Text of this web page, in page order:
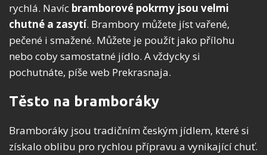
rychlá. Navíc bramborové pokrmy jsou velmi
chutné a zasytí. Brambory můžete jíst vařené,
pečené i smažené. Můžete je použít jako přílohu
nebo coby samostatné jídlo. A vždycky si
pochutnáte, píše web Prekrasnaja.
Těsto na bramboráky
Bramboráky jsou tradičním českým jídlem, které si
získalo oblibu pro rychlou přípravu a vynikající chuť.